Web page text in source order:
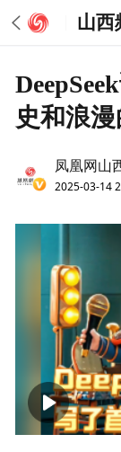
山西
史和浪
凤凰网山
2025-03-14
00:00